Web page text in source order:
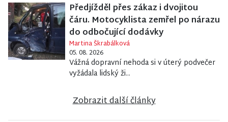
Předjížděl přes zákaz i dvojitou
čáru. Motocyklista zemřel po nárazu
do odbočující dodávky
Martina Škrabálková
05. 08. 2026
Vážná dopravní nehoda si v úterý podvečer
vyžádala lidský ži...
Zobrazit další články